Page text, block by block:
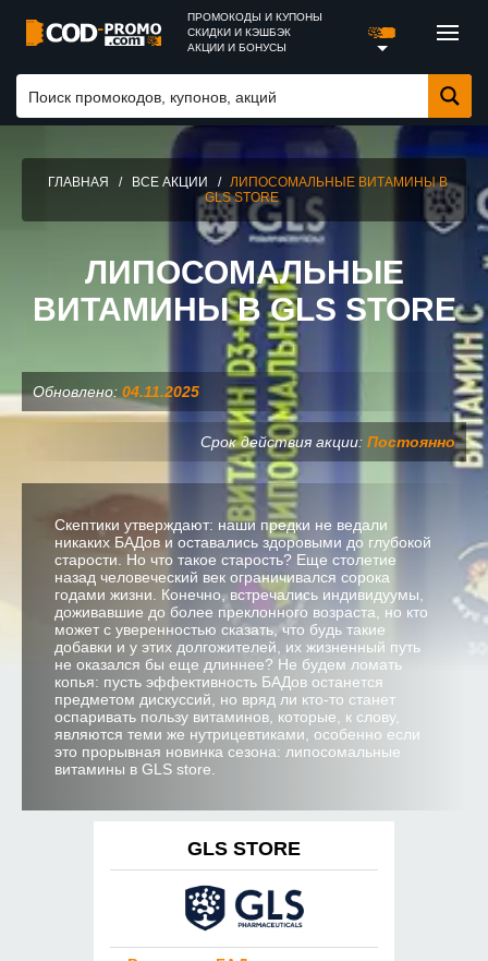
ПРОМОКОДЫ И КУПОНЫ
СКИДКИ И КЭШБЭК
АКЦИИ И БОНУСЫ
ГЛАВНАЯ / ВСЕ АКЦИИ / ЛИПОСОМАЛЬНЫЕ ВИТАМИНЫ В
GLS STORE
ЛИПОСОМАЛЬНЫЕ
ВИТАМИНЫ В GLS STORE
Обновлено: 04.11.2025
Срок действия акции: Постоянно
Скептики утверждают: наши предки не ведали
никаких БАДов и оставались здоровыми до глубокой
старости. Но что такое старость? Еще столетие
назад человеческий век ограничивался сорока
годами жизни. Конечно, встречались индивидуумы,
доживавшие до более преклонного возраста, но кто
может с уверенностью сказать, что будь такие
добавки и у этих долгожителей, их жизненный путь
не оказался бы еще длиннее? Не будем ломать
копья: пусть эффективность БАДов останется
предметом дискуссий, но вряд ли кто-то станет
оспаривать пользу витаминов, которые, к слову,
являются теми же нутрицевтиками, особенно если
это прорывная новинка сезона: липосомальные
витамины в GLS store.
GLS STORE